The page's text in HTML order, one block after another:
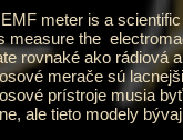
meter is a scientific
measure the
rovnaké ako rádiová
merače sú
prístroje musia
ale tieto modely